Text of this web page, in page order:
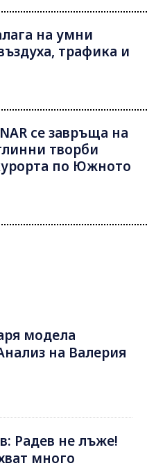
на умни
трафика и
се завръща на
творби
по Южното
модела
на Валерия
Радев не лъже!
много